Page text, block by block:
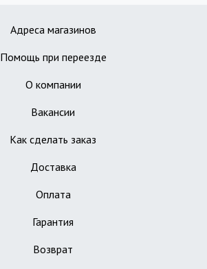
Адреса магазинов
Помощь при переезде
О компании
Вакансии
Как сделать заказ
Доставка
Оплата
Гарантия
Возврат